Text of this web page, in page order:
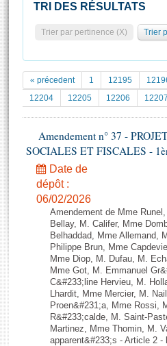
Pétitions
Documents parlementaires
Projets de loi
Propositions de loi
Amendements
Textes adoptés
Rapports d'information
Rapports d'enquête
Rapports législatifs
Rapports sur l'application des lois
Baromètre de l’application des lois
Dossiers législatifs
Budget et sécurité sociale
Statistiques et chiffres clés
Documents de référence
( Constitution | Règlement de
Histoire
Juniors
Anciennes législatures
Liens vers les sites publics
La Bibliothèque
Les archives
Photos libres de droit
TRI DES RÉSULTATS
Trier par pertinence (X) Trier
« précedent 1 12195
12204
12205 12206 12207
Amendement n° 37 -
SOCIALES ET FISCALES -
Date de
dépôt :
06/02/2026
Amendement de Mme
Bellay, M. Califer, Mme
Belhaddad, Mme Allemand,
Philippe Brun, Mme
Mme Diop, M. Dufau, M.
Mme Got, M. Emmanuel
C&#233;line Hervieu, M.
Lhardit, Mme Mercier, M.
Proen&#231;a, Mme Rossi,
R&#233;calde, M. Saint-
Martinez, Mme Thomin, M.
apparent&#233;s - Article 2 -